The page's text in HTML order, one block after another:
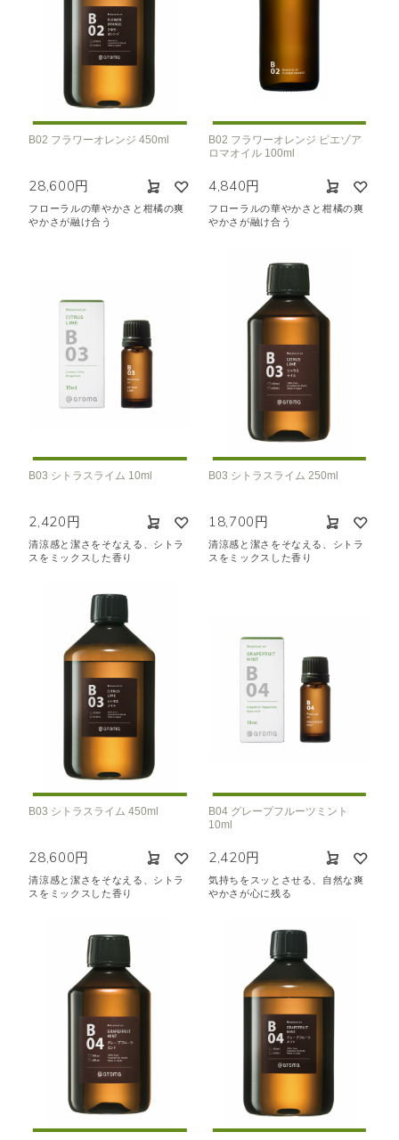
B02 フラワーオレンジ 450ml
28,600円
フローラルの華やかさと柑橘の爽
やかさが融け合う
B02 フラワーオレンジ ピエゾア
ロマオイル 100ml
4,840円
フローラルの華やかさと柑橘の爽
やかさが融け合う
B03 シトラスライム 10ml
2,420円
清涼感と潔さをそなえる、シトラ
スをミックスした香り
B03 シトラスライム 250ml
18,700円
清涼感と潔さをそなえる、シトラ
スをミックスした香り
B03 シトラスライム 450ml
28,600円
清涼感と潔さをそなえる、シトラ
スをミックスした香り
B04 グレープフルーツミント
10ml
2,420円
気持ちをスッとさせる、自然な爽
やかさが心に残る